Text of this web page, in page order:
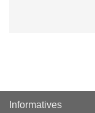
Informatives